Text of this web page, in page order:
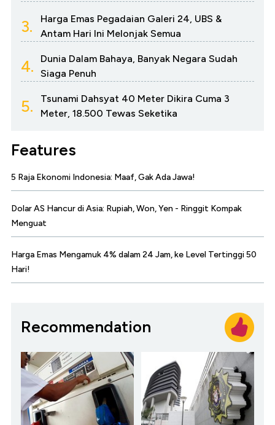
3.
Harga Emas Pegadaian Galeri 24, UBS &
Antam Hari Ini Melonjak Semua
4.
Dunia Dalam Bahaya, Banyak Negara Sudah
Siaga Penuh
5.
Tsunami Dahsyat 40 Meter Dikira Cuma 3
Meter, 18.500 Tewas Seketika
Features
5 Raja Ekonomi Indonesia: Maaf, Gak Ada Jawa!
Dolar AS Hancur di Asia: Rupiah, Won, Yen - Ringgit Kompak
Menguat
Harga Emas Mengamuk 4% dalam 24 Jam, ke Level Tertinggi 50
Hari!
Recommendation